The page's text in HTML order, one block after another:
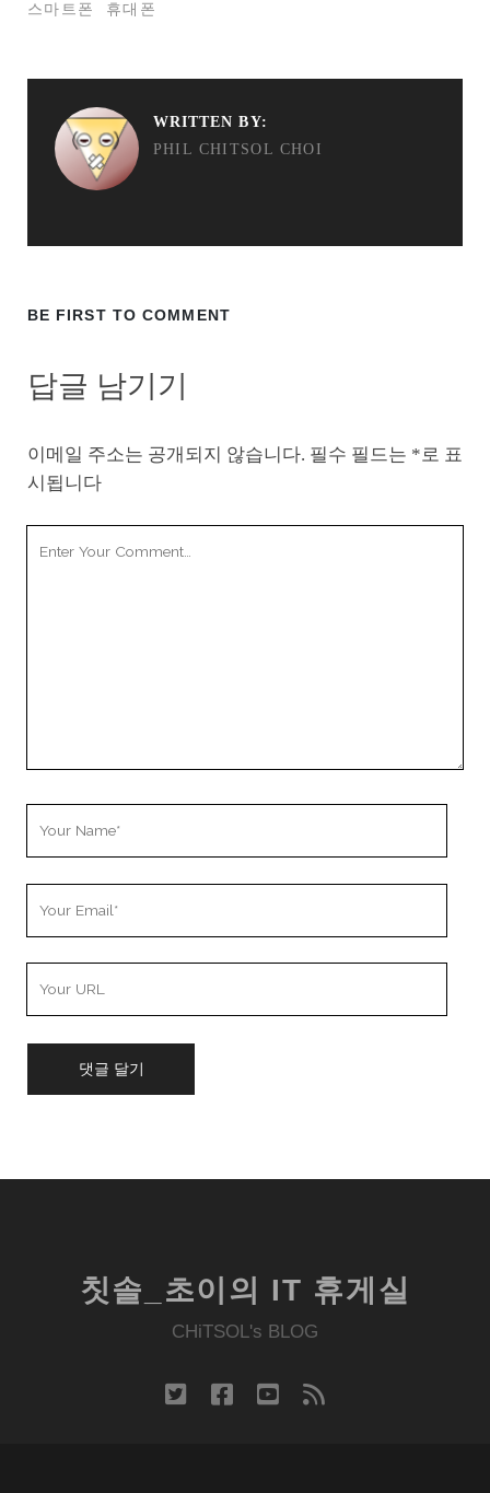
스마트폰
휴대폰
WRITTEN BY:
PHIL CHITSOL CHOI
BE FIRST TO COMMENT
답글 남기기
이메일 주소는 공개되지 않습니다. 필수 필드는 *로 표
시됩니다
칫솔_초이의 IT 휴게실
CHiTSOL's BLOG
twitterfacebook
youtube
rss